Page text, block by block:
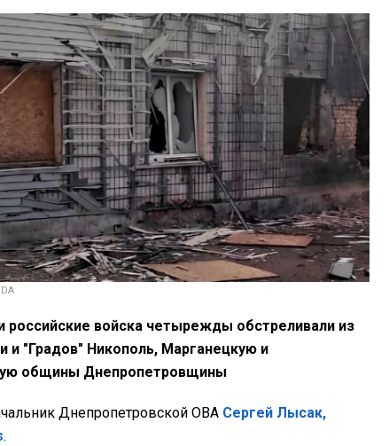
российские войска четырежды обстреливали из
и "Градов" Никополь, Марганецкую и
общины Днепропетровщины
Днепропетровской ОВА Сергей Лысак,
.